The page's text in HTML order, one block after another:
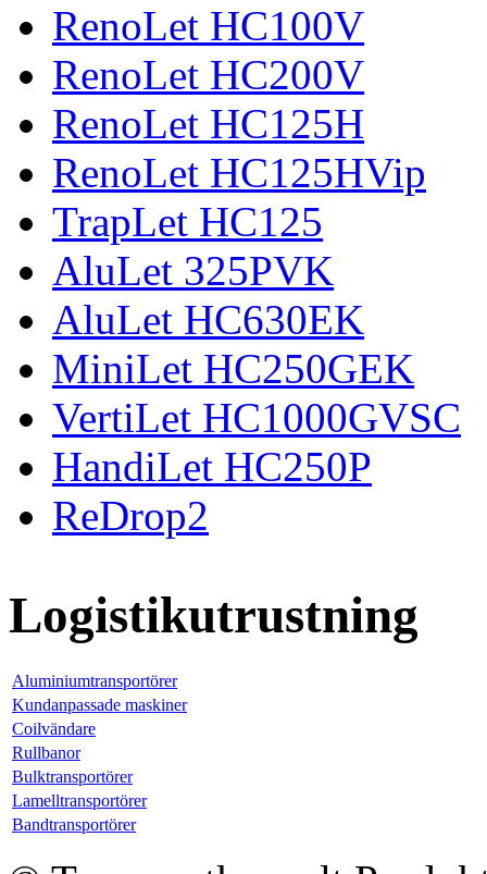
RenoLet HC100V
RenoLet HC200V
RenoLet HC125H
RenoLet HC125HVip
TrapLet HC125
AluLet 325PVK
AluLet HC630EK
MiniLet HC250GEK
VertiLet HC1000GVSC
HandiLet HC250P
ReDrop2
Logistikutrustning
Aluminiumtransportörer
Kundanpassade maskiner
Coilvändare
Rullbanor
Bulktransportörer
Lamelltransportörer
Bandtransportörer